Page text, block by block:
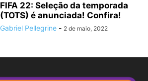
FIFA 22: Seleção da temporada
(TOTS) é anunciada! Confira!
Gabriel Pellegrine - 2 de maio, 2022